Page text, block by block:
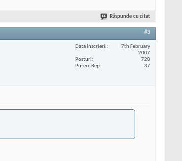
Răspunde cu citat
#3
Data înscrierii
7th February
2007
Posturi
728
Putere Rep
37